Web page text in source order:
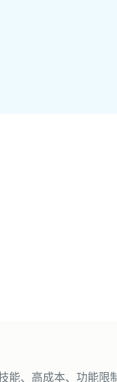
能、高成本、功能限